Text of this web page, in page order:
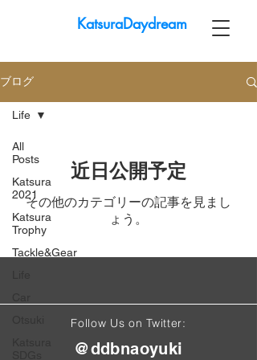
KatsuraDaydream
ブログ
All
Posts
Katsura
2021
Katsura
Trophy
Tackle&Gear
Life
近日公開予定
その他のカテゴリーの記事を見まし
ょう。
Follow Us on Twitter:
@ddbnaoyuki